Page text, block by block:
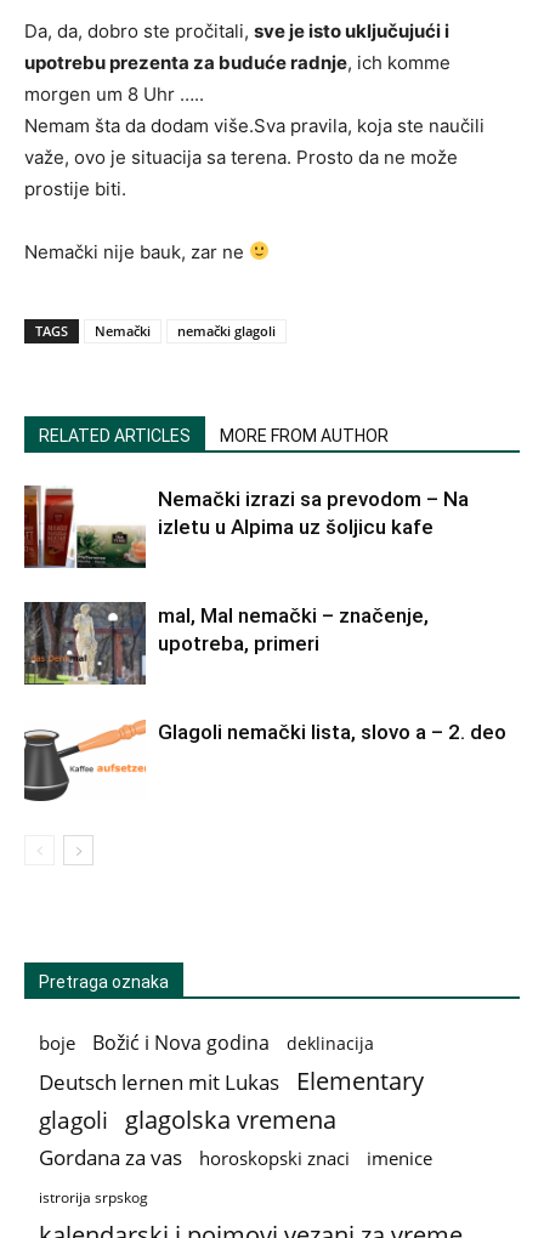
Da, da, dobro ste pročitali, sve je isto uključujući i
upotrebu prezenta za buduće radnje, ich komme
morgen um 8 Uhr …..
Nemam šta da dodam više.Sva pravila, koja ste naučili
važe, ovo je situacija sa terena. Prosto da ne može
prostije biti.
Nemački nije bauk, zar ne
TAGS Nemački nemački glagoli
RELATED ARTICLES MORE FROM AUTHOR
Nemački izrazi sa prevodom – Na
izletu u Alpima uz šoljicu kafe
mal, Mal nemački – značenje,
upotreba, primeri
Glagoli nemački lista, slovo a – 2. deo
Pretraga oznaka
boje Božić i Nova godina deklinacija
Deutsch lernen mit Lukas Elementary
glagoli glagolska vremena
Gordana za vas horoskopski znaci imenice
istrorija srpskog